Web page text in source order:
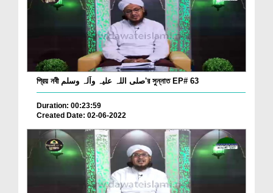
প্রিয় নবী صلی اللہ علیہ وآلہ وسلم'র সুন্নাত EP# 63
Duration: 00:23:59
Created Date: 02-06-2022